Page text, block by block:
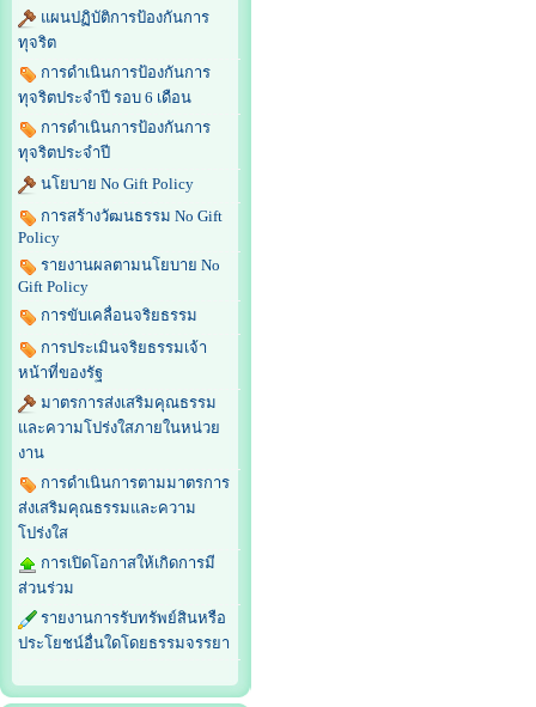
แผนปฏิบัติการป้องกันการ
ทุจริต
การดำเนินการป้องกันการ
ทุจริตประจำปี รอบ 6 เดือน
การดำเนินการป้องกันการ
ทุจริตประจำปี
นโยบาย No Gift Policy
การสร้างวัฒนธรรม No Gift
Policy
รายงานผลตามนโยบาย No
Gift Policy
การขับเคลื่อนจริยธรรม
การประเมินจริยธรรมเจ้า
หน้าที่ของรัฐ
มาตรการส่งเสริมคุณธรรม
และความโปร่งใสภายในหน่วย
งาน
การดำเนินการตามมาตรการ
ส่งเสริมคุณธรรมและความ
โปร่งใส
การเปิดโอกาสให้เกิดการมี
ส่วนร่วม
รายงานการรับทรัพย์สินหรือ
ประโยชน์อื่นใดโดยธรรมจรรยา